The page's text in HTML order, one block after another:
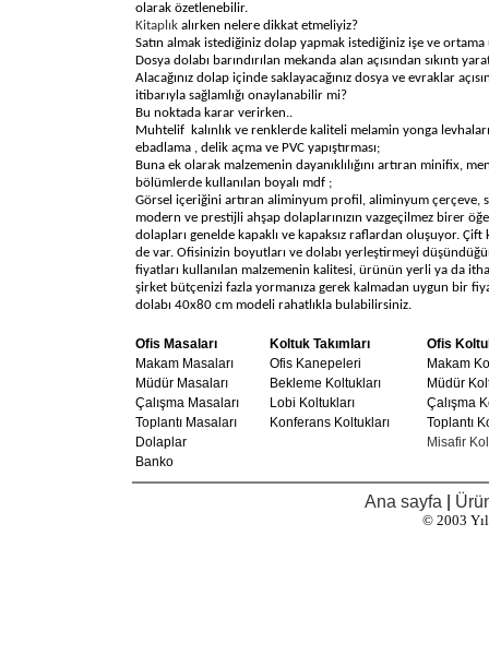
olarak özetlenebilir.
Kitaplık alırken nelere dikkat etmeliyiz?
Satın almak istediğiniz dolap yapmak istediğiniz işe ve
Dosya dolabı barındırılan mekanda alan açısından sıkıntı
Alacağınız dolap içinde saklayacağınız dosya ve evraklar
itibarıyla sağlamlığı onaylanabilir mi?
Bu noktada karar verirken..
Muhtelif kalınlık ve renklerde kaliteli melamin yonga
ebadlama , delik açma ve PVC yapıştırması;
Buna ek olarak malzemenin dayanıklılığını artıran minifix,
bölümlerde kullanılan boyalı mdf ;
Görsel içeriğini artıran aliminyum profil, aliminyum çerçeve,
modern ve prestijli ahşap dolaplarınızın vazgeçilmez birer
dolapları genelde kapaklı ve kapaksız raflardan oluşuyor.
de var. Ofisinizin boyutları ve dolabı yerleştirmeyi
fiyatları kullanılan malzemenin kalitesi, ürünün yerli ya da
şirket bütçenizi fazla yormanıza gerek kalmadan uygun bir
dolabı 40x80 cm modeli rahatlıkla bulabilirsiniz.
Ofis Masaları Koltuk Takımları
Ofis
Makam Masaları
Ofis Kanepeleri
Makam
Müdür Masaları
Bekleme Koltukları
Müdür
Çalışma Masaları
Lobi Koltukları
Çalışma
Toplantı Masaları
Konferans Koltukları
Toplantı
Dolaplar
Misafir
Banko
Ana sayfa
© 2003